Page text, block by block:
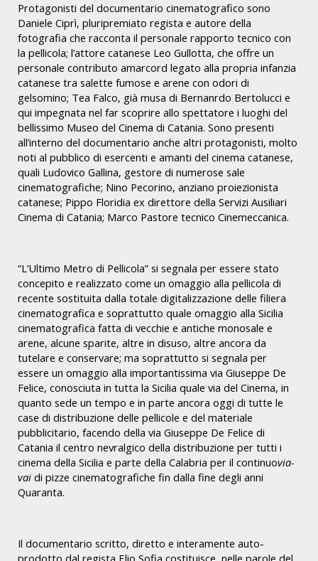
Protagonisti del documentario cinematografico sono
Daniele Ciprì, pluripremiato regista e autore della
fotografia che racconta il personale rapporto tecnico con
la pellicola; l’attore catanese Leo Gullotta, che offre un
personale contributo amarcord legato alla propria infanzia
catanese tra salette fumose e arene con odori di
gelsomino; Tea Falco, già musa di Bernanrdo Bertolucci e
qui impegnata nel far scoprire allo spettatore i luoghi del
bellissimo Museo del Cinema di Catania. Sono presenti
all’interno del documentario anche altri protagonisti, molto
noti al pubblico di esercenti e amanti del cinema catanese,
quali Ludovico Gallina, gestore di numerose sale
cinematografiche; Nino Pecorino, anziano proiezionista
catanese; Pippo Floridia ex direttore della Servizi Ausiliari
Cinema di Catania; Marco Pastore tecnico Cinemeccanica.
“L’Ultimo Metro di Pellicola” si segnala per essere stato
concepito e realizzato come un omaggio alla pellicola di
recente sostituita dalla totale digitalizzazione delle filiera
cinematografica e soprattutto quale omaggio alla Sicilia
cinematografica fatta di vecchie e antiche monosale e
arene, alcune sparite, altre in disuso, altre ancora da
tutelare e conservare; ma soprattutto si segnala per
essere un omaggio alla importantissima via Giuseppe De
Felice, conosciuta in tutta la Sicilia quale via del Cinema, in
quanto sede un tempo e in parte ancora oggi di tutte le
case di distribuzione delle pellicole e del materiale
pubblicitario, facendo della via Giuseppe De Felice di
Catania il centro nevralgico della distribuzione per tutti i
cinema della Sicilia e parte della Calabria per il continuovia-
vai di pizze cinematografiche fin dalla fine degli anni
Quaranta.
Il documentario scritto, diretto e interamente auto-
prodotto dal regista Elio Sofia costituisce, nelle parole del